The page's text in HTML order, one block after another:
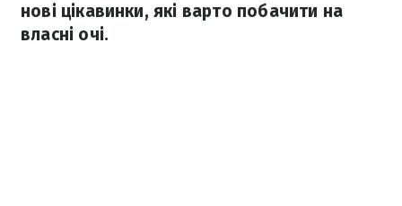
нові цікавинки, які варто побачити на
власні очі.